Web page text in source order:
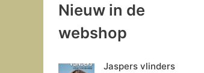
Nieuw in de
webshop
Jaspers vlinders